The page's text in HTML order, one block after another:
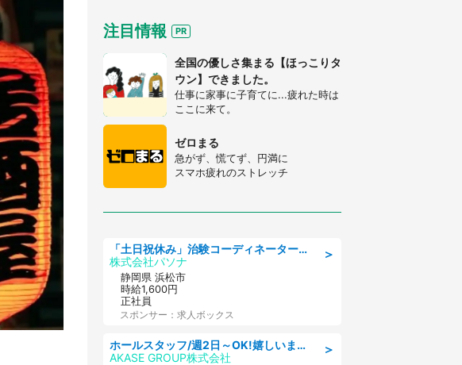
注目情報
全国の優しさ集まる【ほっこりタ
ウン】できました。
仕事に家事に子育てに...疲れた時は
ここに来て。
ゼロまる
急がず、慌てず、円満に
スマホ疲れのストレッチ
＞
「土日祝休み」治験コーディネーターのお仕事/未経験OK
株式会社パソナ
静岡県 浜松市
時給1,600円
正社員
スポンサー：求人ボックス
＞
ホールスタッフ/週2日～OK!嬉しいまかない付き/岡山県/浅口郡里庄町
AKASE GROUP株式会社